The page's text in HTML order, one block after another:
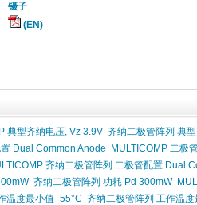
镊子
(EN)
典型齐纳电压, Vz 3.9V 齐纳二极管阵列 典
Dual Common Anode
MULTICOMP 二极
齐纳二极管阵列 二极管配置 Dual
齐纳二极管阵列 功耗 Pd 300mW
温度最小值 -55°C 齐纳二极管阵列 工作温